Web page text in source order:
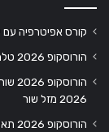
קורס אפיטרפיה עם
הורוסקופ 2026 טלה / תחזית אסטרולוגיה שנתית מזל טלה
2026 מזל שור